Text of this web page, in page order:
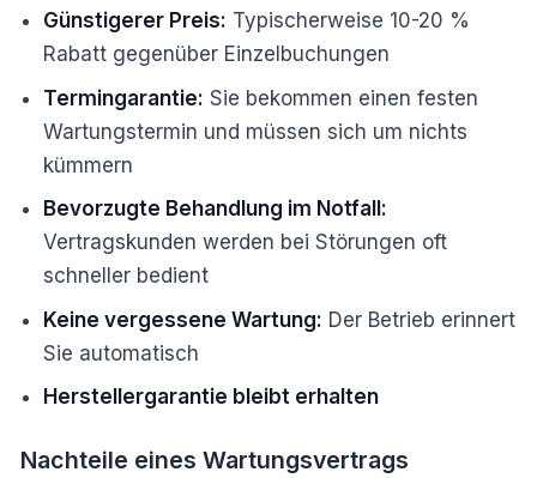
Günstigerer Preis: Typischerweise 10-20 %
Rabatt gegenüber Einzelbuchungen
Termingarantie: Sie bekommen einen festen
Wartungstermin und müssen sich um nichts
kümmern
Bevorzugte Behandlung im Notfall:
Vertragskunden werden bei Störungen oft
schneller bedient
Keine vergessene Wartung: Der Betrieb erinnert
Sie automatisch
Herstellergarantie bleibt erhalten
Nachteile eines Wartungsvertrags